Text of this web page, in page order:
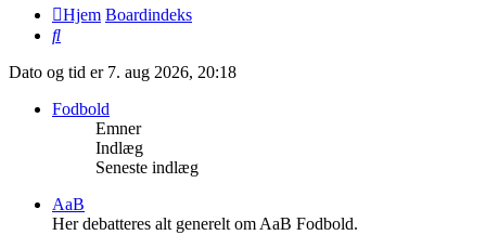
Hjem Boardindeks
Søg
Dato og tid er 7. aug 2026, 20:18
Fodbold
Emner
Indlæg
Seneste indlæg
AaB
Her debatteres alt generelt om AaB Fodbold.